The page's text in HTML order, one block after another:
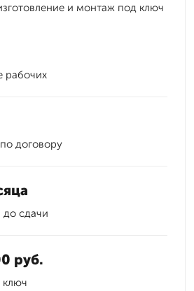
и монтаж под ключ
рабочих
договору
до сдачи
руб.